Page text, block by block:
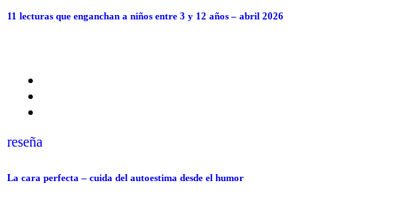
11 lecturas que enganchan a niños entre 3 y 12 años – abril 2026
reseña
La cara perfecta – cuida del autoestima desde el humor